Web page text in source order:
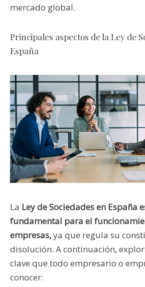
mercado global.
Principales aspectos de la Ley de
España
La Ley de Sociedades en España
fundamental para el
empresas,ya que regula su
disolución. A continuación,
clave que todo empresario o
conocer: